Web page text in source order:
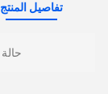
تفاصيل المنتج